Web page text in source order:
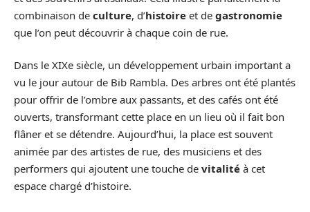
combinaison de culture, d’histoire et de gastronomie
que l’on peut découvrir à chaque coin de rue.
Dans le XIXe siècle, un développement urbain important a
vu le jour autour de Bib Rambla. Des arbres ont été plantés
pour offrir de l’ombre aux passants, et des cafés ont été
ouverts, transformant cette place en un lieu où il fait bon
flâner et se détendre. Aujourd’hui, la place est souvent
animée par des artistes de rue, des musiciens et des
performers qui ajoutent une touche de vitalité à cet
espace chargé d’histoire.